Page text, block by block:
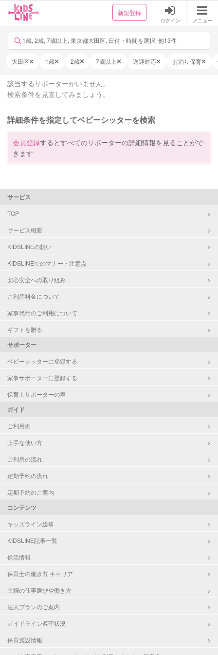
新規登録
ログイン メニュー
1歳, 2歳, 7歳以上, 東京都大田区, 日付・時間を選択, 他13件
大田区 1歳 2歳 7歳以上 送迎対応 お泊り保育
該当するサポーターがいません。
検索条件を見直してみましょう。
詳細条件を指定してベビーシッターを検索
会員登録するとすべてのサポーターの詳細情報を見ることがで
きます
サービス
TOP
サービス概要
KIDSLINEの想い
KIDSLINEでのマナー・注意点
安心安全への取り組み
ご利用料金について
家事代行のご利用について
ギフトを贈る
サポーター
ベビーシッターに登録する
家事サポーターに登録する
保育士サポーターの声
ガイド
ご利用例
上手な使い方
ご利用の流れ
定期予約の流れ
定期予約のご案内
コンテンツ
キッズライン総研
KIDSLINE記事一覧
保活情報
保育士の働き方 キャリア
主婦の仕事選びや働き方
法人プランのご案内
ガイドライン遵守状況
保育施設情報